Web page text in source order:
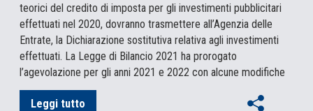
teorici del credito di imposta per gli investimenti pubblicitari
effettuati nel 2020, dovranno trasmettere all’Agenzia delle
Entrate, la Dichiarazione sostitutiva relativa agli investimenti
effettuati. La Legge di Bilancio 2021 ha prorogato
l’agevolazione per gli anni 2021 e 2022 con alcune modifiche
Leggi tutto